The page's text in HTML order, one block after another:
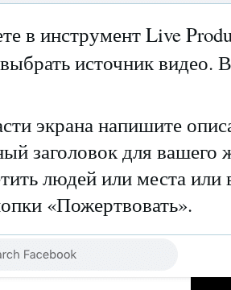
в инструмент Live
источник видео.
экрана напишите
заголовок для
людей или места или
«Пожертвовать».